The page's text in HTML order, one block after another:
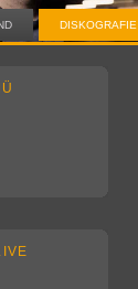
DISKOGRAFIE